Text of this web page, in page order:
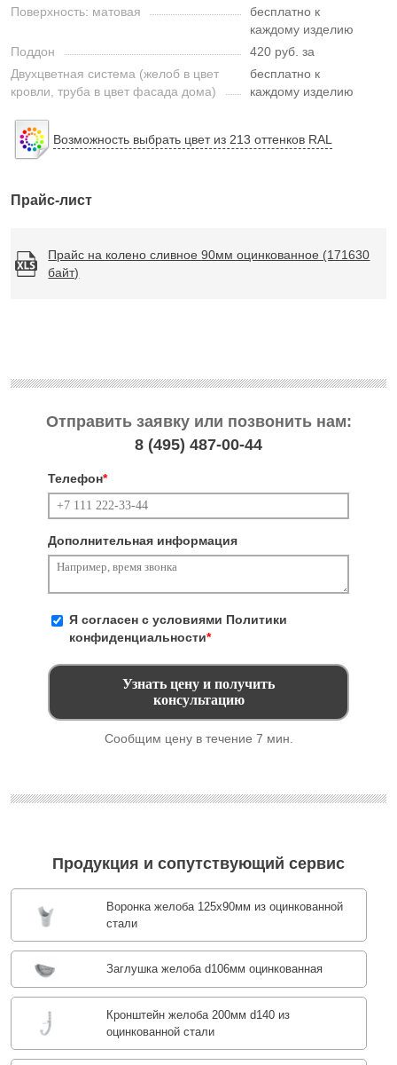
Поверхность: матовая
бесплатно к
каждому изделию
Поддон
420 руб. за
Двухцветная система (желоб в цвет
кровли, труба в цвет фасада дома)
бесплатно к
каждому изделию
Возможность выбрать цвет из 213 оттенков RAL
Прайс-лист
Прайс на колено сливное 90мм оцинкованное (171630
байт)
Отправить заявку или позвонить нам:
8 (495) 487-00-44
Телефон*
Дополнительная информация
Я согласен с условиями Политики
конфиденциальности*
Сообщим цену в течение 7 мин.
Продукция и сопутствующий сервис
Воронка желоба 125x90мм из оцинкованной
стали
Заглушка желоба d106мм оцинкованная
Кронштейн желоба 200мм d140 из
оцинкованной стали